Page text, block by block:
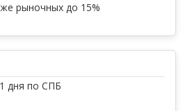
рыночных до 15%
дня по СПБ